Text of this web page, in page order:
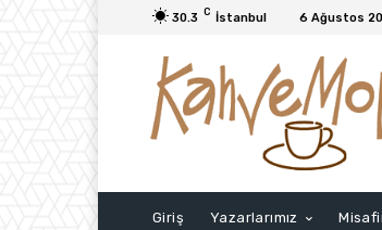
30.3 C İstanbul 6 Ağustos
Giriş Yazarlarımız